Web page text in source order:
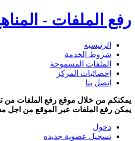
رفع الملفات -
الرئيسية
شروط الخدمة
الملفات المسموحة
إحصائيات المركز
اتصل بنا
يمكنكم من خلال موقع رفع الملفات من
يمكن رفع الملفات عبر الموقع من اجل
دخول
تسجيل عضوية جديده